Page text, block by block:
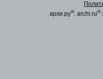
архи.ру®, archi.ru®